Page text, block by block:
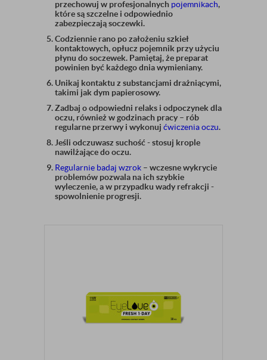
przechowuj w profesjonalnych pojemnikach,
które są szczelne i odpowiednio
zabezpieczają soczewki.
Codziennie rano po założeniu szkieł
kontaktowych, opłucz pojemnik przy użyciu
płynu do soczewek. Pamiętaj, że preparat
powinien być każdego dnia wymieniany.
Unikaj kontaktu z substancjami drażniącymi,
takimi jak dym papierosowy.
Zadbaj o odpowiedni relaks i odpoczynek dla
oczu, również w godzinach pracy – rób
regularne przerwy i wykonuj ćwiczenia oczu.
Jeśli odczuwasz suchość - stosuj krople
nawilżające do oczu.
Regularnie badaj wzrok – wczesne wykrycie
problemów pozwala na ich szybkie
wyleczenie, a w przypadku wady refrakcji -
spowolnienie progresji.